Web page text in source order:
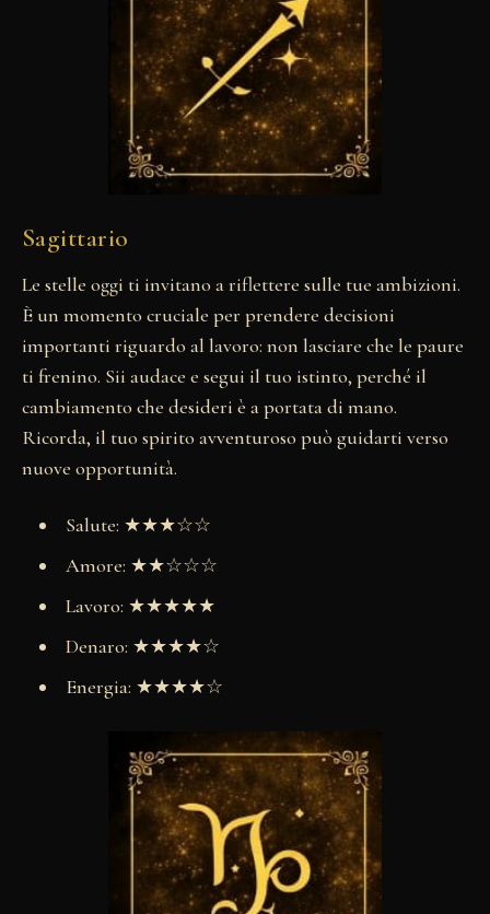
Sagittario
Le stelle oggi ti invitano a riflettere sulle tue ambizioni.
È un momento cruciale per prendere decisioni
importanti riguardo al lavoro: non lasciare che le paure
ti frenino. Sii audace e segui il tuo istinto, perché il
cambiamento che desideri è a portata di mano.
Ricorda, il tuo spirito avventuroso può guidarti verso
nuove opportunità.
Salute: ★★★☆☆
Amore: ★★☆☆☆
Lavoro: ★★★★★
Denaro: ★★★★☆
Energia: ★★★★☆